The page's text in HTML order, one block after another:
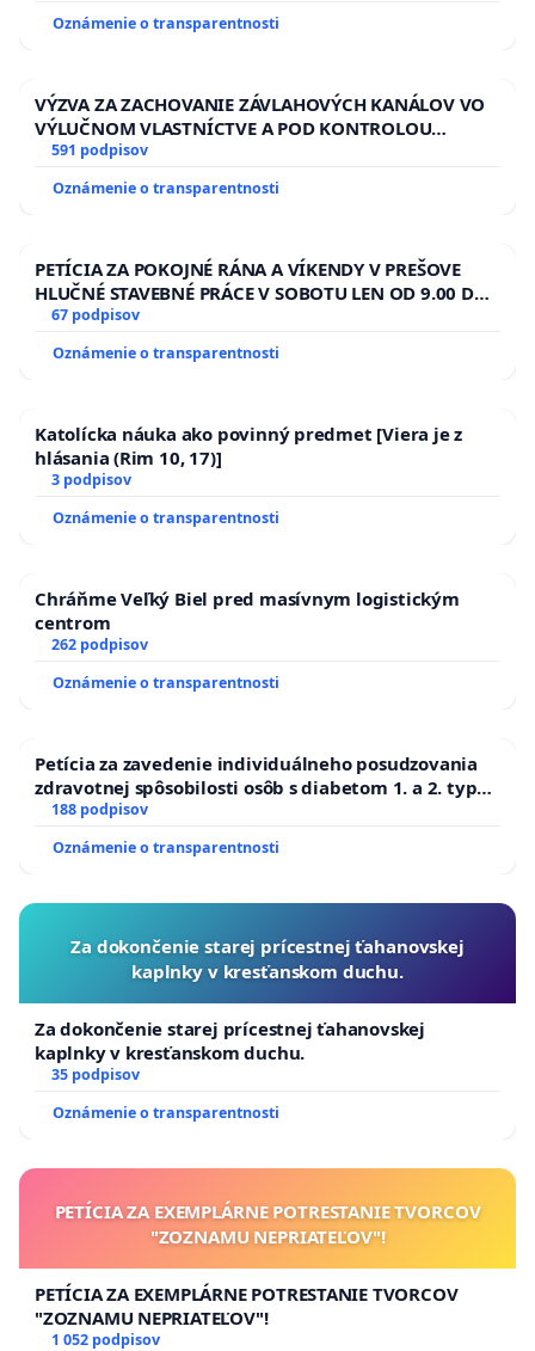
Oznámenie o transparentnosti
VÝZVA ZA ZACHOVANIE ZÁVLAHOVÝCH KANÁLOV VO
VÝLUČNOM VLASTNÍCTVE A POD KONTROLOU
SLOVENSKEJ REPUBLIKY & žiadosť na riešenie
kanálov na Slovensku
591 podpisov
Oznámenie o transparentnosti
PETÍCIA ZA POKOJNÉ RÁNA A VÍKENDY V PREŠOVE
HLUČNÉ STAVEBNÉ PRÁCE V SOBOTU LEN OD 9.00 DO
13.00 HOD., CEZ PRACOVNÝ TÝŽDEŇ CIEĽ 8.00 – 18.00
ĎUMBIERSKEJ/MAGU
67 podpisov
Oznámenie o transparentnosti
Katolícka náuka ako povinný predmet [Viera je z
hlásania (Rim 10, 17)]
3 podpisov
Oznámenie o transparentnosti
Chráňme Veľký Biel pred masívnym logistickým
centrom
262 podpisov
Oznámenie o transparentnosti
Petícia za zavedenie individuálneho posudzovania
zdravotnej spôsobilosti osôb s diabetom 1. a 2. typu
pri prijímaní do Policajného zboru SR
188 podpisov
Oznámenie o transparentnosti
Za dokončenie starej prícestnej ťahanovskej
kaplnky v kresťanskom duchu.
Za dokončenie starej prícestnej ťahanovskej
kaplnky v kresťanskom duchu.
35 podpisov
Oznámenie o transparentnosti
PETÍCIA ZA EXEMPLÁRNE POTRESTANIE TVORCOV
"ZOZNAMU NEPRIATEĽOV"!
PETÍCIA ZA EXEMPLÁRNE POTRESTANIE TVORCOV
"ZOZNAMU NEPRIATEĽOV"!
1 052 podpisov